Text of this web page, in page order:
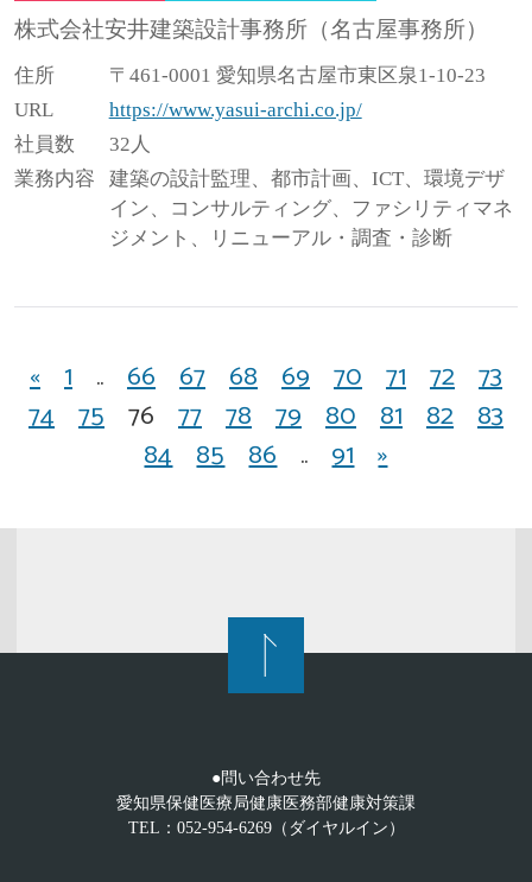
株式会社安井建築設計事務所（名古屋事務所）
住所
〒461-0001 愛知県名古屋市東区泉1-10-23
URL
https://www.yasui-archi.co.jp/
社員数
32人
業務内容
建築の設計監理、都市計画、ICT、環境デザ
イン、コンサルティング、ファシリティマネ
ジメント、リニューアル・調査・診断
« 1 .. 66 67 68 69 70 71 72 73
74 75 76 77 78 79 80 81 82 83
84 85 86 .. 91 »
●問い合わせ先
愛知県保健医療局健康医務部健康対策課
TEL：052-954-6269（ダイヤルイン）